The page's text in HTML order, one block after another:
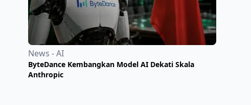
News - AI
ByteDance Kembangkan Model AI Dekati Skala
Anthropic